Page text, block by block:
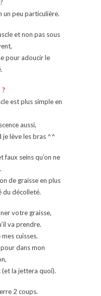
un peu particulière.
et non pas sous
pour adoucir le
est plus simple en
aussi,
je lève les bras ^^
faux seins qu’on ne
de graisse en plus
du décolleté.
votre graisse,
va prendre.
cuisses.
dans mon
(et la jettera quoi).
2 coups.